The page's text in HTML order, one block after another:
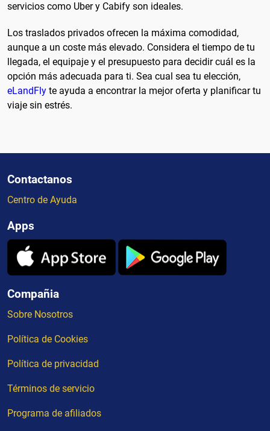
servicios como Uber y Cabify son ideales.
Los traslados privados ofrecen la máxima comodidad,
aunque a un coste más elevado. Considera el tiempo de tu
llegada, el equipaje y el presupuesto para decidir cuál es la
opción más adecuada para ti. Sea cual sea tu elección,
eLandFly te ayuda a encontrar la mejor oferta y planificar tu
viaje sin estrés.
Contactanos
Centro de Ayuda
Apps
Compañia
Sobre Nosotros
Política de Cookies
Política de privacidad
Términos de servicio
Programa de afiliados